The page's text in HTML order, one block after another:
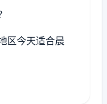
区今天适合晨